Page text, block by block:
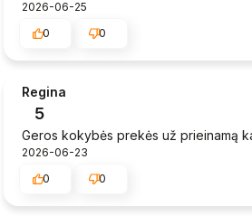
2026-06-25
0
0
Regina
5
Geros kokybės prekės už prieinamą
2026-06-23
0
0